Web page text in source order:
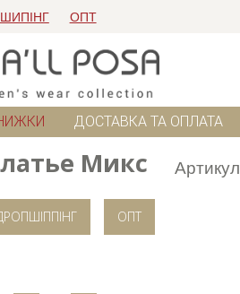
ОПТ
ДОСТАВКА ТА ОПЛАТА
Микс Артикул
ОПТ